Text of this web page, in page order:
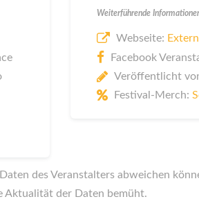
Weiterführende
Webseite:
Facebook
Veröffentlicht
Festival-Merch:
des Veranstalters abweichen
Aktualität der Daten bemüht.